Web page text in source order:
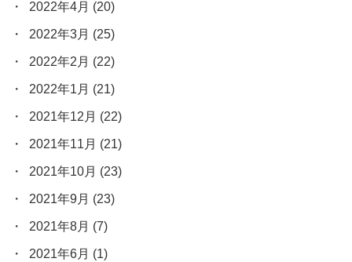
2022年4月 (20)
2022年3月 (25)
2022年2月 (22)
2022年1月 (21)
2021年12月 (22)
2021年11月 (21)
2021年10月 (23)
2021年9月 (23)
2021年8月 (7)
2021年6月 (1)